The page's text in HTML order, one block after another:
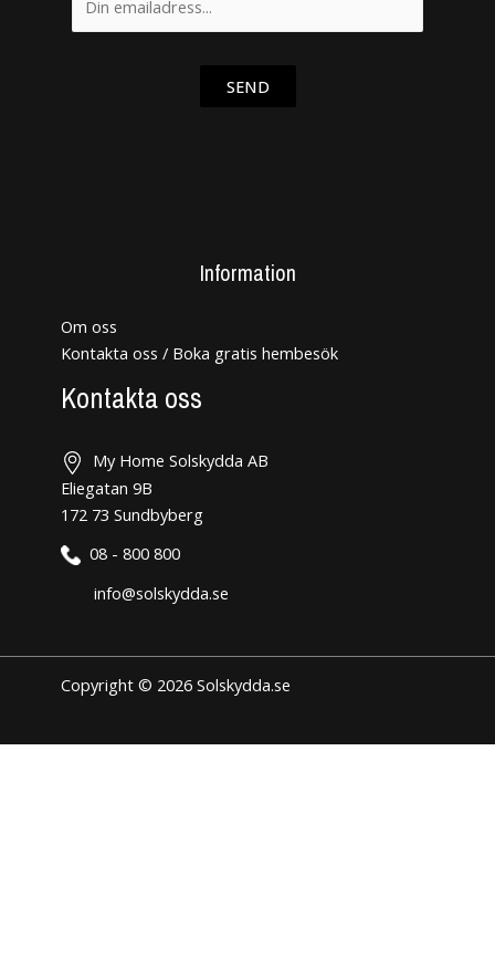
SEND
Information
Om oss
Kontakta oss / Boka gratis hembesök
Kontakta oss
My Home Solskydda AB
Eliegatan 9B
172 73 Sundbyberg
08 - 800 800
info@solskydda.se
Copyright © 2026 Solskydda.se